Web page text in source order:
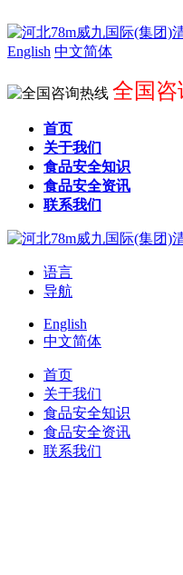
English 中文简体
全国咨
首页
关于我们
食品安全知识
食品安全资讯
联系我们
语言
导航
English
中文简体
首页
关于我们
食品安全知识
食品安全资讯
联系我们